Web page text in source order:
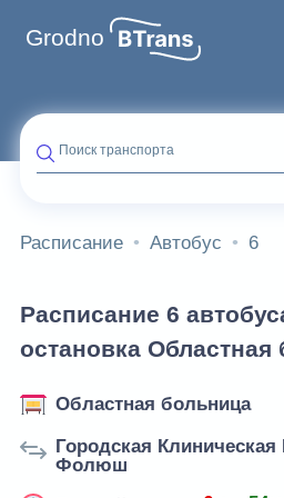
Grodno
Поиск транспорта
Расписание Автобус 6
Расписание 6
остановка Областная
Областная больница
Городская
Фолюш